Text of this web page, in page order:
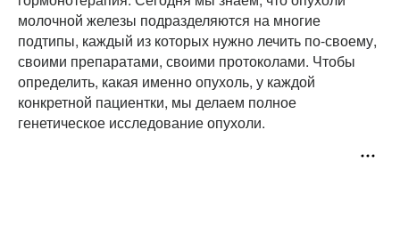
молочной железы подразделяются на многие
подтипы, каждый из которых нужно лечить по-своему,
своими препаратами, своими протоколами. Чтобы
определить, какая именно опухоль, у каждой
конкретной пациентки, мы делаем полное
генетическое исследование опухоли.